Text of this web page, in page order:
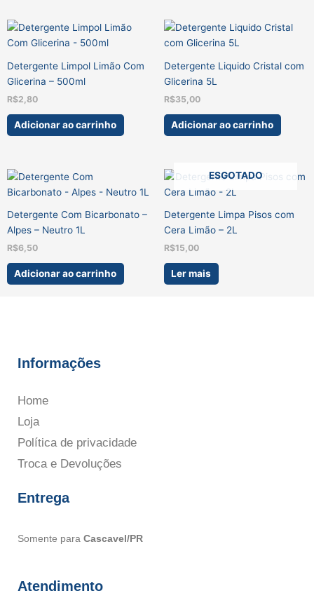
Detergente Limpol Limão Com
Glicerina – 500ml
R$2,80
Adicionar ao carrinho
Detergente Liquido Cristal com
Glicerina 5L
R$35,00
Adicionar ao carrinho
Detergente Com Bicarbonato –
Alpes – Neutro 1L
R$6,50
Adicionar ao carrinho
ESGOTADO
Detergente Limpa Pisos com
Cera Limão – 2L
R$15,00
Ler mais
Informações
Home
Loja
Política de privacidade
Troca e Devoluções
Entrega
Somente para Cascavel/PR
Atendimento